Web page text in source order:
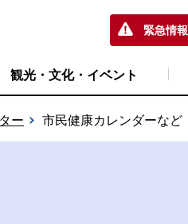
緊急情報
観光・文化・イベント
ー 市民健康カレンダーなど